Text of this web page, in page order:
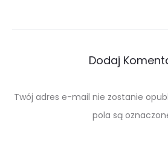
Dodaj
Twój adres e-mail nie zostanie
pola są